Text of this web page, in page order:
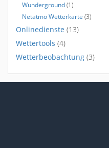
Wunderground(1)
Netatmo Wetterkarte (3)
Onlinedienste (13)
Wettertools (4)
Wetterbeobachtung (3)